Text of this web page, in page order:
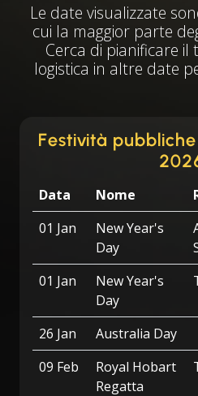
Le date visualizzate
cui la maggior parte
Cerca di pianificare
logistica in altre date
Festività
Data Nome
01 Jan
New Year's
Day
01 Jan
New Year's
Day
26 Jan
Australia Day
09 Feb
Royal Hobart
Regatta